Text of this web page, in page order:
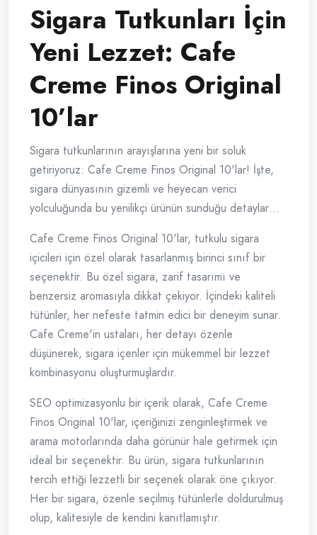
Sigara Tutkunları İçin
Yeni Lezzet: Cafe
Creme Finos Original
10’lar
Sigara tutkunlarının arayışlarına yeni bir soluk
getiriyoruz: Cafe Creme Finos Original 10'lar! İşte,
sigara dünyasının gizemli ve heyecan verici
yolculuğunda bu yenilikçi ürünün sunduğu detaylar…
Cafe Creme Finos Original 10'lar, tutkulu sigara
içicileri için özel olarak tasarlanmış birinci sınıf bir
seçenektir. Bu özel sigara, zarif tasarımı ve
benzersiz aromasıyla dikkat çekiyor. İçindeki kaliteli
tütünler, her nefeste tatmin edici bir deneyim sunar.
Cafe Creme'in ustaları, her detayı özenle
düşünerek, sigara içenler için mükemmel bir lezzet
kombinasyonu oluşturmuşlardır.
SEO optimizasyonlu bir içerik olarak, Cafe Creme
Finos Original 10'lar, içeriğinizi zenginleştirmek ve
arama motorlarında daha görünür hale getirmek için
ideal bir seçenektir. Bu ürün, sigara tutkunlarının
tercih ettiği lezzetli bir seçenek olarak öne çıkıyor.
Her bir sigara, özenle seçilmiş tütünlerle doldurulmuş
olup, kalitesiyle de kendini kanıtlamıştır.